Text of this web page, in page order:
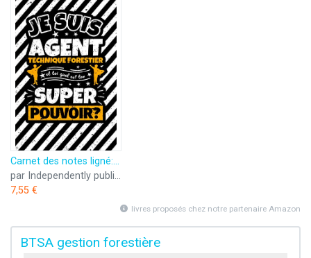
Carnet des notes ligné: Je suis agent technique forestier et toi quel est ton super pouvoir?
par Independently published
7,55 €
livres proposés chez notre partenaire Amazon
BTSA gestion forestière